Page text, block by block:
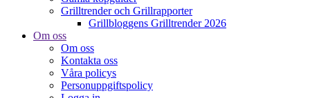
Grilltrender och Grillrapporter
Grillbloggens Grilltrender 2026
Om oss
Om oss
Kontakta oss
Våra policys
Personuppgiftspolicy